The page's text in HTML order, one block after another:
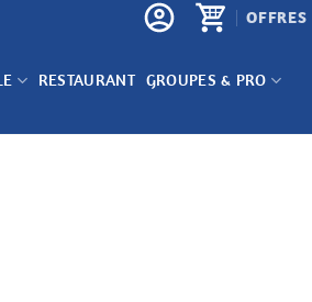
RESTAURANT GROUPES & PRO